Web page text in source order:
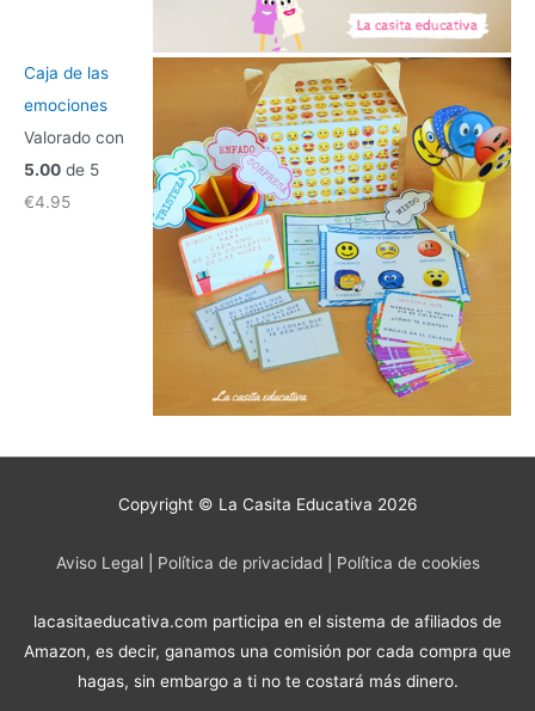
Caja de las
emociones
Valorado con
5.00 de 5
€4.95
Copyright © La Casita Educativa 2026
Aviso Legal| Política de privacidad| Política de cookies
lacasitaeducativa.com participa en el sistema de afiliados de
Amazon, es decir, ganamos una comisión por cada compra que
hagas, sin embargo a ti no te costará más dinero.